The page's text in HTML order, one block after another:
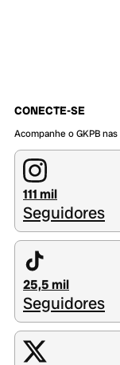
CONECTE-SE
Acompanhe o GKPB
111 mil
Seguidores
25,5 mil
Seguidores